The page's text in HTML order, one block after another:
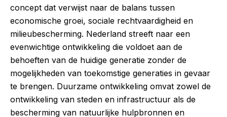
concept dat verwijst naar de balans tussen
economische groei, sociale rechtvaardigheid en
milieubescherming. Nederland streeft naar een
evenwichtige ontwikkeling die voldoet aan de
behoeften van de huidige generatie zonder de
mogelijkheden van toekomstige generaties in gevaar
te brengen. Duurzame ontwikkeling omvat zowel de
ontwikkeling van steden en infrastructuur als de
bescherming van natuurlijke hulpbronnen en